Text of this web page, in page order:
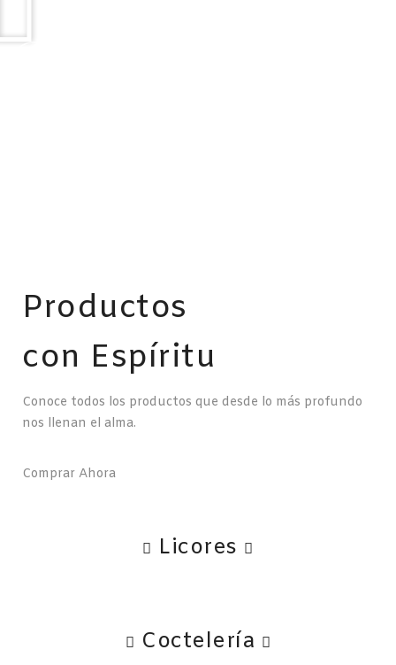
Ron Cienfuegos
Productos
con Espíritu
Conoce todos los productos que desde lo más profundo
nos llenan el alma.
Comprar Ahora
Licores
Coctelería